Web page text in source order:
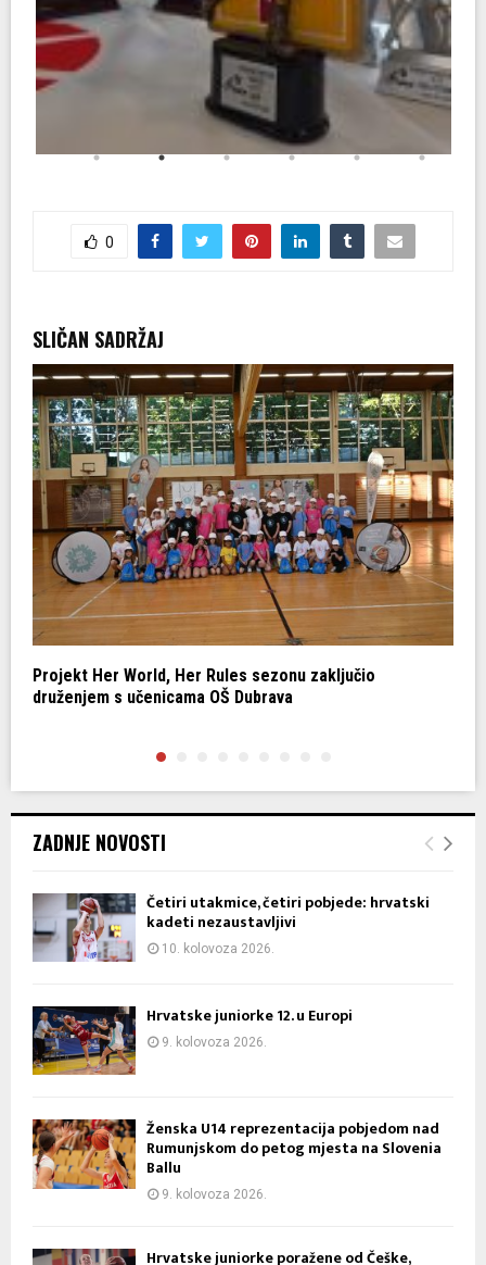
0
SLIČAN SADRŽAJ
Projekt Her World, Her Rules sezonu zaključio
druženjem s učenicama OŠ Dubrava
ZADNJE NOVOSTI
Četiri utakmice, četiri pobjede: hrvatski
kadeti nezaustavljivi
10. kolovoza 2026.
Hrvatske juniorke 12. u Europi
9. kolovoza 2026.
Ženska U14 reprezentacija pobjedom nad
Rumunjskom do petog mjesta na Slovenia
Ballu
9. kolovoza 2026.
Hrvatske juniorke poražene od Češke,